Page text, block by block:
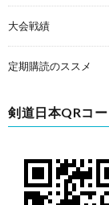
大会戦績
定期購読のススメ
剣道日本QRコー